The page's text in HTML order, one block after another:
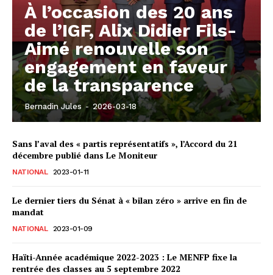
À l’occasion des 20 ans
de l’IGF, Alix Didier Fils-
Aimé renouvelle son
engagement en faveur
de la transparence
Bernadin Jules - 2026-03-18
Sans l’aval des « partis représentatifs », l’Accord du 21
décembre publié dans Le Moniteur
NATIONAL 2023-01-11
Le dernier tiers du Sénat à « bilan zéro » arrive en fin de
mandat
NATIONAL 2023-01-09
Haïti-Année académique 2022-2023 : Le MENFP fixe la
rentrée des classes au 5 septembre 2022